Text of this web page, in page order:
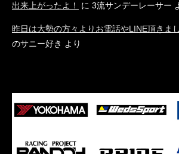
出来上がったよ！ に 3流サンデーレーサー
昨日は大勢の方々よりお電話やLINE頂きまし
のサニー好き より